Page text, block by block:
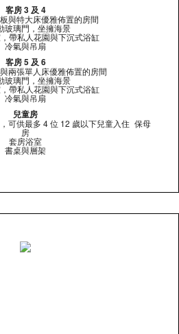
客房 3 及 4
與特大床優雅佈置的房間
玻璃門，坐擁海景
帶私人花園與下沉式浴缸
冷氣與吊扇
客房 5 及 6
兩張單人床優雅佈置的房間
玻璃門，坐擁海景
帶私人花園與下沉式浴缸
冷氣與吊扇
兒童房
可供最多 4 位 12 歲以下兒童入住 保母
房
套房浴室
書桌與層架